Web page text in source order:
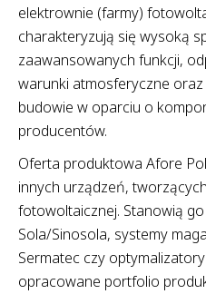
elektrownie (farmy)
charakteryzują się wysoką
zaawansowanych funkcji,
warunki atmosferyczne oraz
budowie w oparciu o
producentów.
Oferta produktowa Afore
innych urządzeń,
fotowoltaicznej. Stanowią
Sola/Sinosola, systemy
Sermatec czy
opracowane portfolio